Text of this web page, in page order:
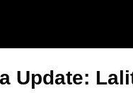
Update: